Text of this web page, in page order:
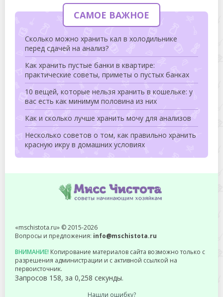
САМОЕ ВАЖНОЕ
Сколько можно хранить кал в холодильнике
перед сдачей на анализ?
Как хранить пустые банки в квартире:
практические советы, приметы о пустых банках
10 вещей, которые нельзя хранить в кошельке: у
вас есть как минимум половина из них
Как и сколько лучше хранить мочу для анализов
Несколько советов о том, как правильно хранить
красную икру в домашних условиях
«mschistota.ru» © 2015-2026
Вопросы и предложения: info@mschistota.ru
ВНИМАНИЕ! Копирование материалов сайта возможно только с
разрешения администрации и с активной ссылкой на
первоисточник.
Запросов 158, за 0,258 секунды.
Нашли ошибку?